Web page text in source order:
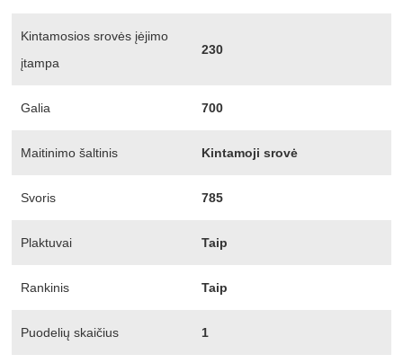
Kintamosios srovės įėjimo
įtampa
230
Galia 700
Maitinimo šaltinis Kintamoji srovė
Svoris 785
Plaktuvai Taip
Rankinis Taip
Puodelių skaičius 1